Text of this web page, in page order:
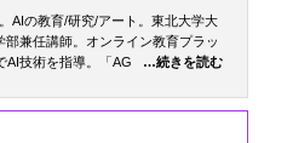
AIの教育/研究/アート。東北大学大
兼任講師。オンライン教育プラッ
AI技術を指導。「AGI福岡」「自由
書」「あたらしい脳科学と人工知
…続きを読む